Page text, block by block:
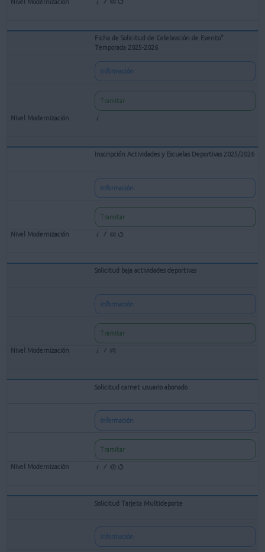
Ficha de Solicitud de Celebración de Evento"
Temporada 2025-2026
Información
Tramitar
Inscripción Actividades y Escuelas Deportivas 2025/2026
Información
Tramitar
Solicitud baja actividades deportivas
Información
Tramitar
Solicitud carnet usuario abonado
Información
Tramitar
Solicitud Tarjeta Multideporte
Información